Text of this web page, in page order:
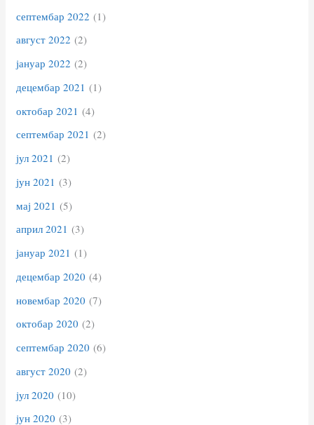
септембар 2022 (1)
август 2022 (2)
јануар 2022 (2)
децембар 2021 (1)
октобар 2021 (4)
септембар 2021 (2)
јул 2021 (2)
јун 2021 (3)
мај 2021 (5)
април 2021 (3)
јануар 2021 (1)
децембар 2020 (4)
новембар 2020 (7)
октобар 2020 (2)
септембар 2020 (6)
август 2020 (2)
јул 2020 (10)
јун 2020 (3)